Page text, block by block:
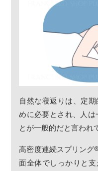
自然な寝返りは、定
めに必要とされ、人
とが一般的だと言われ
高密度連続スプリング
面全体でしっかりと